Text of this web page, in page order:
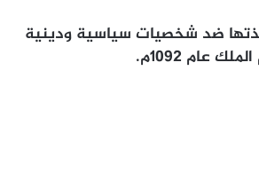
ضد شخصيات سياسية ودينية
عام 1092م.